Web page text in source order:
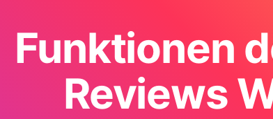
Funktionen
Reviews